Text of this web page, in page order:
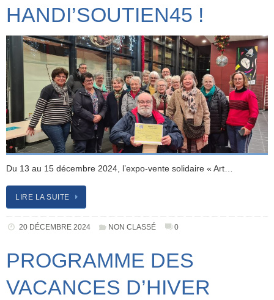
HANDI’SOUTIEN45 !
Du 13 au 15 décembre 2024, l’expo-vente solidaire « Art…
LIRE LA SUITE
20 DÉCEMBRE 2024 NON CLASSÉ 0
PROGRAMME DES
VACANCES D’HIVER